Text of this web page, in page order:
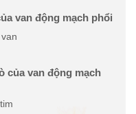
van động mạch phổi
của van động mạch